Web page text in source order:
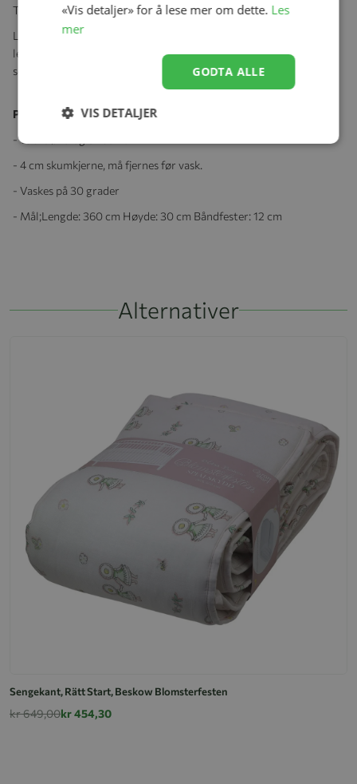
Trekket kan enkelt tas av og vaskes.
Leveres med en stor veske som kan brukes som handlepose, til
leker og mange andre formål.
Båndfeste gjør det enkelt å feste
sengekanten sikkert på sengestengene.
Produktspesifikasjoner:
- 100% økologisk bomull
- 4 cm skumkjerne, må fjernes før vask.
- Vaskes på 30 grader
- Mål;Lengde: 360 cm Høyde: 30 cm Båndfester: 12 cm
Alternativer
Sengekant, Rätt Start, Beskow Blomsterfesten
kr 649,00kr 454,30
«Vis detaljer» for å lese mer om dette. Les
mer
GODTA ALLE
VIS DETALJER